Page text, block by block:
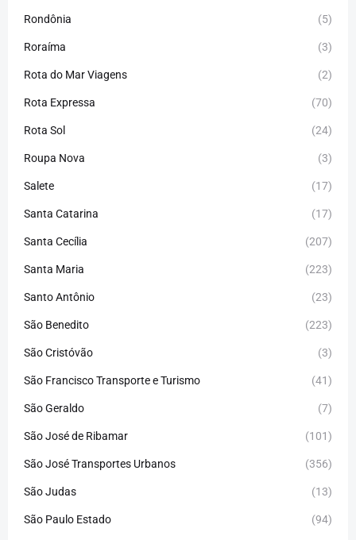
Rondônia (5)
Roraíma (3)
Rota do Mar Viagens (2)
Rota Expressa (70)
Rota Sol (24)
Roupa Nova (3)
Salete (17)
Santa Catarina (17)
Santa Cecília (207)
Santa Maria (223)
Santo Antônio (23)
São Benedito (223)
São Cristóvão (3)
São Francisco Transporte e Turismo (41)
São Geraldo (7)
São José de Ribamar (101)
São José Transportes Urbanos (356)
São Judas (13)
São Paulo Estado (94)